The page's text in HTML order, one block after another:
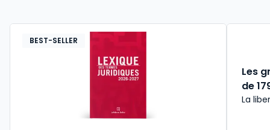
BEST-SELLER
Les
de
La